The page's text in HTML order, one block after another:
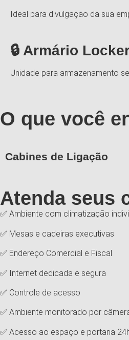
Ideal para divulgação da sua
🔒 Armário
Unidade para armazenamento
O que você
Cabines de Ligação
Atenda seus
✅ Ambiente com climatização
✅ Mesas e cadeiras executivas
✅ Endereço Comercial e Fiscal
✅ Internet dedicada e segura
✅ Controle de acesso
✅ Ambiente monitorado por
✅ Acesso ao espaço e portaria